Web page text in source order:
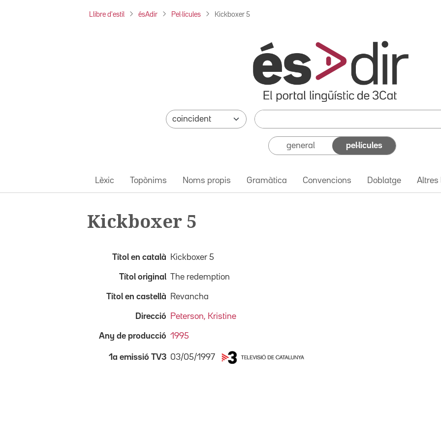
Llibre d'estil ésAdir Pel·lícules Kickboxer 5
general pel·lícules
Lèxic Topònims Noms propis Gramàtica Convencions Doblatge Altres
Kickboxer 5
Títol en català Kickboxer 5
Títol original The redemption
Títol en castellà Revancha
Direcció Peterson, Kristine
Any de producció 1995
1a emissió TV3 03/05/1997